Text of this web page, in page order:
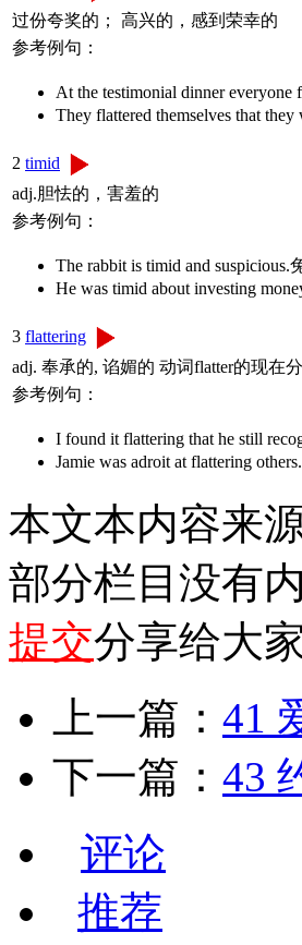
过份夸奖的； 高兴的，感到荣幸的
参考例句：
At the testimonial dinner
They flattered themselves that
2 timid
adj.胆怯的，害羞的
参考例句：
The rabbit is timid and suspicious.
He was timid about investing
3 flattering
adj. 奉承的, 谄媚的 动词flatter的现在
参考例句：
I found it flattering that he still
Jamie was adroit at flattering
本文本内容来
部分栏目没有
提交分享给大家
上一篇： 41
下一篇： 43
评论
推荐